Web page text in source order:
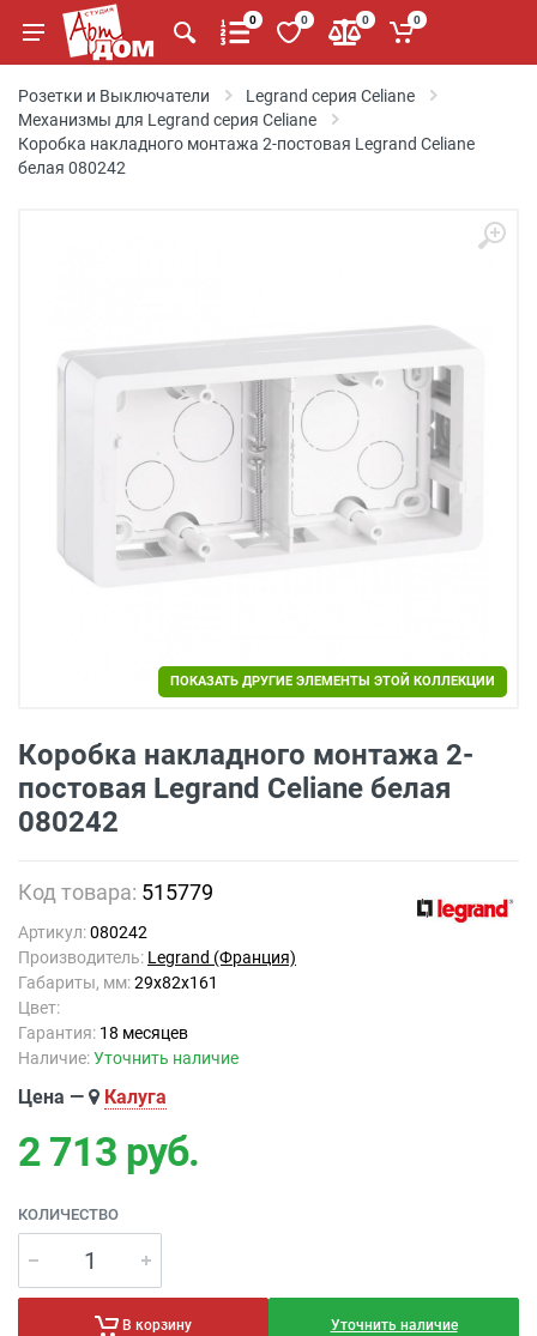
0 0 0 0
Розетки и Выключатели
Legrand серия Celiane
Механизмы для Legrand серия Celiane
Коробка накладного монтажа 2-постовая Legrand Celiane
белая 080242
ПОКАЗАТЬ ДРУГИЕ ЭЛЕМЕНТЫ ЭТОЙ КОЛЛЕКЦИИ
Коробка накладного монтажа 2-
постовая Legrand Celiane белая
080242
Код товара: 515779
Артикул:080242
Производитель: Legrand (Франция)
Габариты, мм:29x82x161
Цвет:
Гарантия: 18 месяцев
Наличие:Уточнить наличие
Цена — Калуга
2 713 руб.
КОЛИЧЕСТВО
В корзину Уточнить наличие